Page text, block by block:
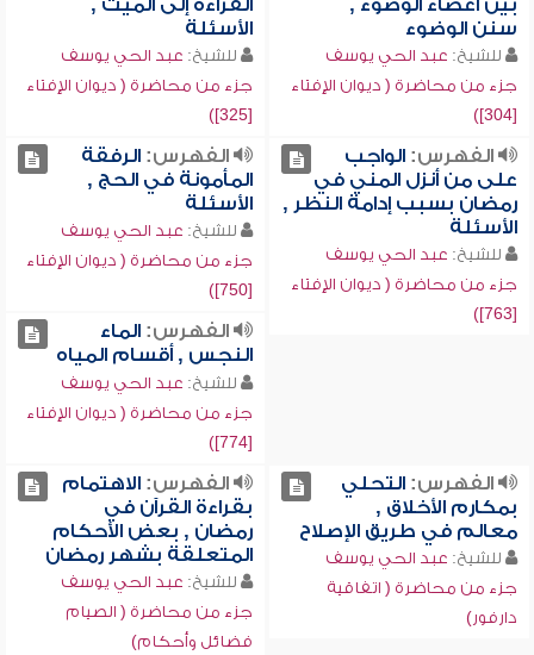
بين أعضاء الوضوء ,
سنن الوضوء
للشيخ: عبد الحي يوسف
جزء من محاضرة ( ديوان الإفتاء
[304])
القراءة إلى الميت ,
الأسئلة
للشيخ: عبد الحي يوسف
جزء من محاضرة ( ديوان الإفتاء
[325])
الفهرس:الواجب
على من أنزل المني في
رمضان بسبب إدامة النظر ,
الأسئلة
للشيخ: عبد الحي يوسف
جزء من محاضرة ( ديوان الإفتاء
[763])
الفهرس:الرفقة
المأمونة في الحج ,
الأسئلة
للشيخ: عبد الحي يوسف
جزء من محاضرة ( ديوان الإفتاء
[750])
الفهرس:الماء
النجس , أقسام المياه
للشيخ: عبد الحي يوسف
جزء من محاضرة ( ديوان الإفتاء
[774])
الفهرس:التحلي
بمكارم الأخلاق ,
معالم في طريق الإصلاح
للشيخ: عبد الحي يوسف
جزء من محاضرة ( اتفاقية
دارفور)
الفهرس:الاهتمام
بقراءة القرآن في
رمضان , بعض الأحكام
المتعلقة بشهر رمضان
للشيخ: عبد الحي يوسف
جزء من محاضرة ( الصيام
فضائل وأحكام)